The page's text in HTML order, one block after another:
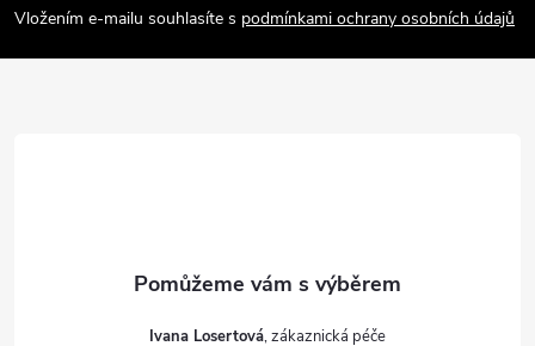
Vložením e-mailu souhlasíte s podmínkami ochrany osobních údajů
Ivana Losertová